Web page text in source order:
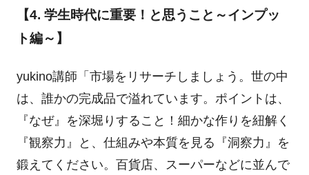
【4. 学生時代に重要！と思うこと～インプッ
ト編～】
yukino講師「市場をリサーチしましょう。世の中
は、誰かの完成品で溢れています。ポイントは、
『なぜ』を深堀りすること！細かな作りを紐解く
『観察力』と、仕組みや本質を見る『洞察力』を
鍛えてください。百貨店、スーパーなどに並んで